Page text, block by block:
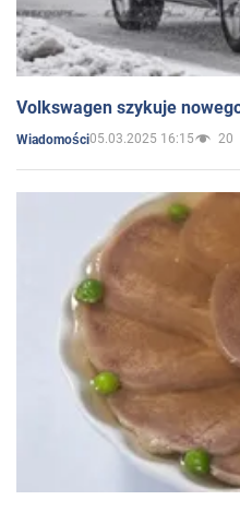
Volkswagen szykuje
Wiadomości05.03.2025 16:15 20